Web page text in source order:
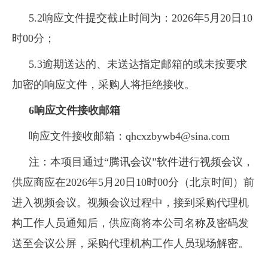
5.2响应文件提交截止时间为：2026年5月20日10
时00分；
5.3逾期送达的、未送达指定邮箱的或未按要求
加密的响应文件，采购人将拒绝接收。
6响应文件接收邮箱
响应文件接收邮箱：qhcxzbywb4@sina.com
注：本项目通过“腾讯会议”软件进行视频会议，
供应商应在2026年5月20日10时00分（北京时间）前
进入视频会议。视频会议过程中，接到采购代理机
构工作人员通知后，供应商将本公司名称及密码发
送至会议公屏，采购代理机构工作人员现场解密。